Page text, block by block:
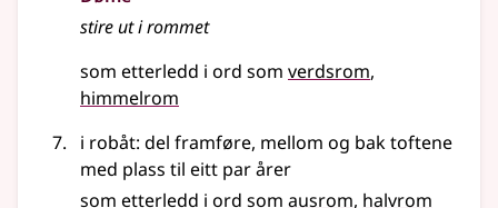
stire ut i rommet
som etterledd i ord som verdsrom
himmelrom
i robåt: del framføre, mellom og bak toftene
med plass til eitt par årer
som etterledd i ord som ausrom halvrom